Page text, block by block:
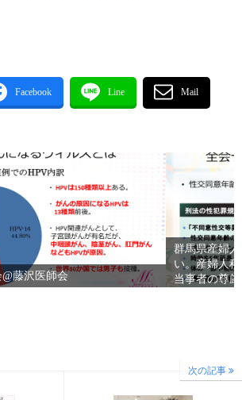
藤沢医師会
群馬県産婦
い。産婦人
当事者の尊
次の記事